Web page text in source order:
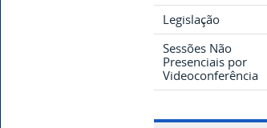
Legislação
Sessões Não
Presenciais por
Videoconferência